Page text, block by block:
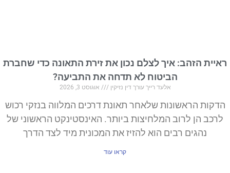
ראיית הזהב: איך לצלם נכון את זירת התאונה כדי שחברת
הביטוח לא תדחה את התביעה?
אלעד רייך עורך דין נזיקין אוגוסט 3, 2026
הדקות הראשונות שלאחר תאונת דרכים המלווה בנזקי רכוש
לרכב הן לרוב המלחיצות ביותר. האינסטינקט הראשוני של
נהגים רבים הוא להזיז את המכונית מיד לצד הדרך
קראו עוד